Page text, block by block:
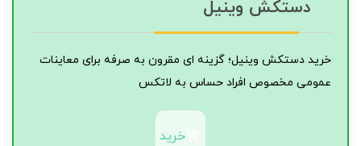
دستکش وینیل
خرید دستکش وینیل؛ گزینه ای مقرون به صرفه برای معاینات
عمومی مخصوص افراد حساس به لاتکس
خرید